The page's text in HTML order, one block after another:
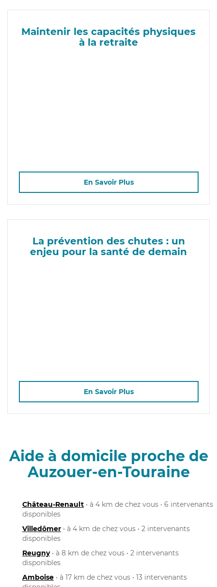
Maintenir les capacités physiques
à la retraite
En Savoir Plus
La prévention des chutes : un
enjeu pour la santé de demain
En Savoir Plus
Aide à domicile proche de
Auzouer-en-Touraine
Château-Renault • à 4 km de chez vous • 6 intervenants
disponibles
Villedômer • à 4 km de chez vous • 2 intervenants
disponibles
Reugny• à 8 km de chez vous • 2 intervenants
disponibles
Amboise • à 17 km de chez vous • 13 intervenants